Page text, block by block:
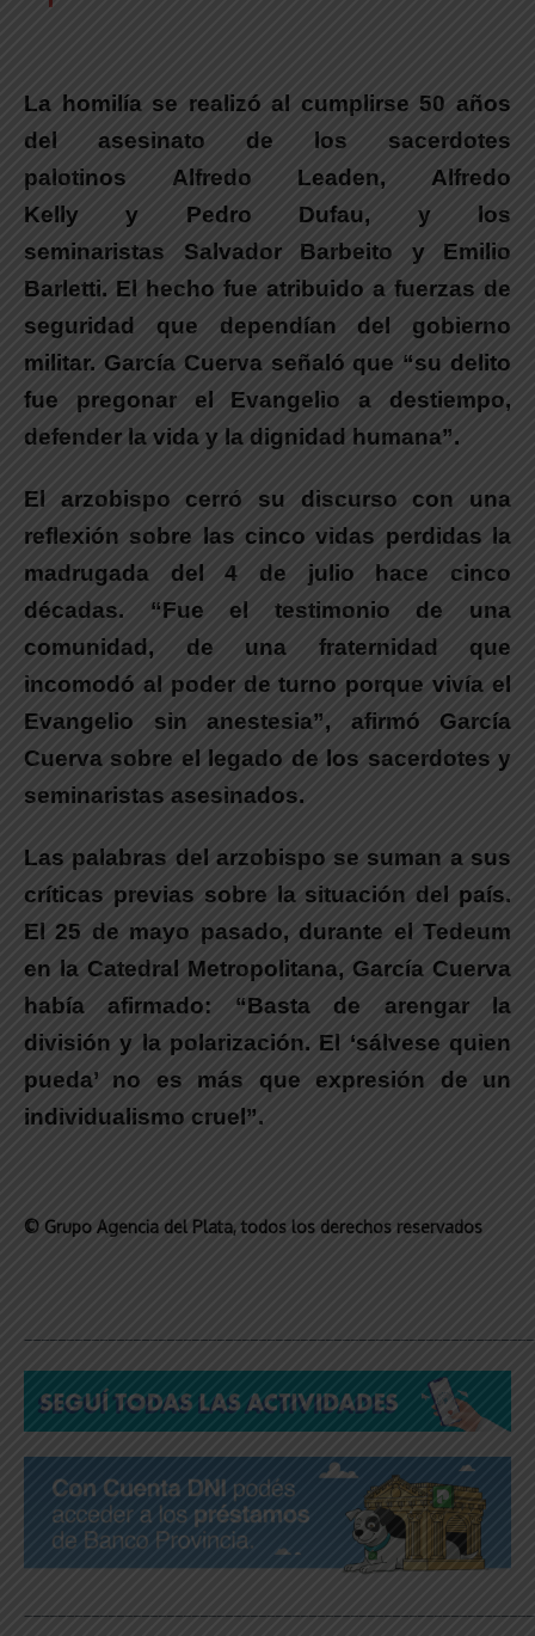
La homilía se realizó al cumplirse 50 años
del asesinato de los sacerdotes
palotinos Alfredo Leaden, Alfredo
Kelly y Pedro Dufau, y los
seminaristas Salvador Barbeito y Emilio
Barletti. El hecho fue atribuido a fuerzas de
seguridad que dependían del gobierno
militar. García Cuervaseñaló que “su delito
fue pregonar el Evangelio a destiempo,
defender la vida y la dignidad humana”.
El arzobispo cerró su discurso con una
reflexión sobre las cinco vidas perdidas la
madrugada del 4 de julio hace cinco
décadas. “Fue el testimonio de una
comunidad, de una fraternidad que
incomodó al poder de turno porque vivía el
Evangelio sin anestesia”, afirmó García
Cuerva sobre el legado de los sacerdotes y
seminaristas asesinados.
Las palabras del arzobispo se suman a sus
críticas previas sobre la situación del país.
El 25 de mayo pasado, durante el Tedeum
en la Catedral Metropolitana, García Cuerva
había afirmado: “Basta de arengar la
división y la polarización. El ‘sálvese quien
pueda’ no es más que expresión de un
individualismo cruel”.
© Grupo Agencia del Plata, todos los derechos reservados